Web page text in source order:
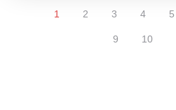
1 2 3 4 5
9 10